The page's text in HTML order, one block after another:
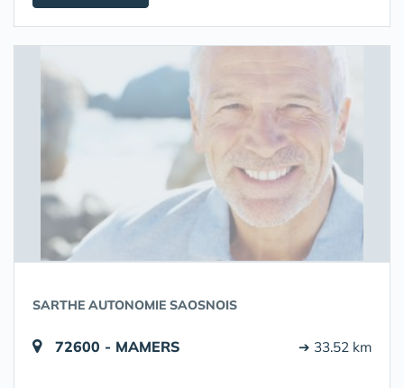
SARTHE AUTONOMIE SAOSNOIS
72600 - MAMERS ➔ 33.52 km